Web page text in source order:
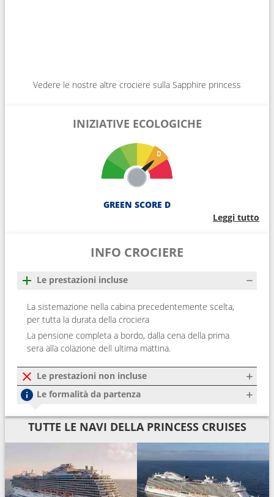
Vedere le nostre altre crociere sulla Sapphire princess
INIZIATIVE ECOLOGICHE
GREEN SCORE D
Leggi tutto
INFO CROCIERE
Le prestazioni incluse
La sistemazione nella cabina precedentemente scelta,
per tutta la durata della crociera
La pensione completa a bordo, dalla cena della prima
sera alla colazione dell ultima mattina.
Le prestazioni non incluse
Le formalità da partenza
TUTTE LE NAVI DELLA PRINCESS CRUISES